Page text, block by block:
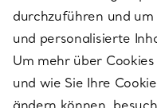
RECHTLICHE HINWEISE
durchzuführen und
und personalisierte
Um mehr über
und wie Sie Ihre
ändern können,